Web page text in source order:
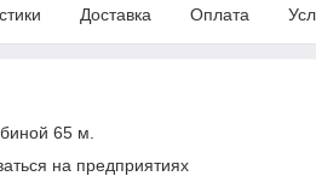
Доставка Оплата
65 м.
на предприятиях